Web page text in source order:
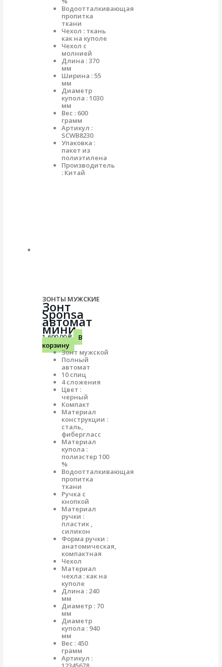
Водоотталкивающая
пропитка
ткани
Чехол : ткань
как на куполе
Чехол с
молнией
Длина : 370
мм
Ширина : 55
мм
Диаметр
купола : 1030
мм
Вес : 600
грамм
Артикул :
SCWB8230
Упаковка :
пакет из
полиэтилена
Производитель
: Китай
ЗОНТЫ МУЖСКИЕ
Зонт
Sponsa
автомат
мини
1,600.00₽
В
корзину
Зонт мужской
Полный
автомат
10 спиц
4 сложения
Цвет :
черный
Компакт
Материал
конструкции :
сталь,
фибергласс
Материал
купола :
полиэстер 100
%
Водоотталкивающая
пропитка
ткани
Ручка с
кнопкой
Материал
ручки :
пластик ,
силикон
Форма ручки :
анатомическая,
компактная
Чехол
Материал
чехла : как на
куполе
Длина : 240
мм
Диаметр : 70
мм
Диаметр
купола : 940
мм
Вес : 450
грамм
Артикул :